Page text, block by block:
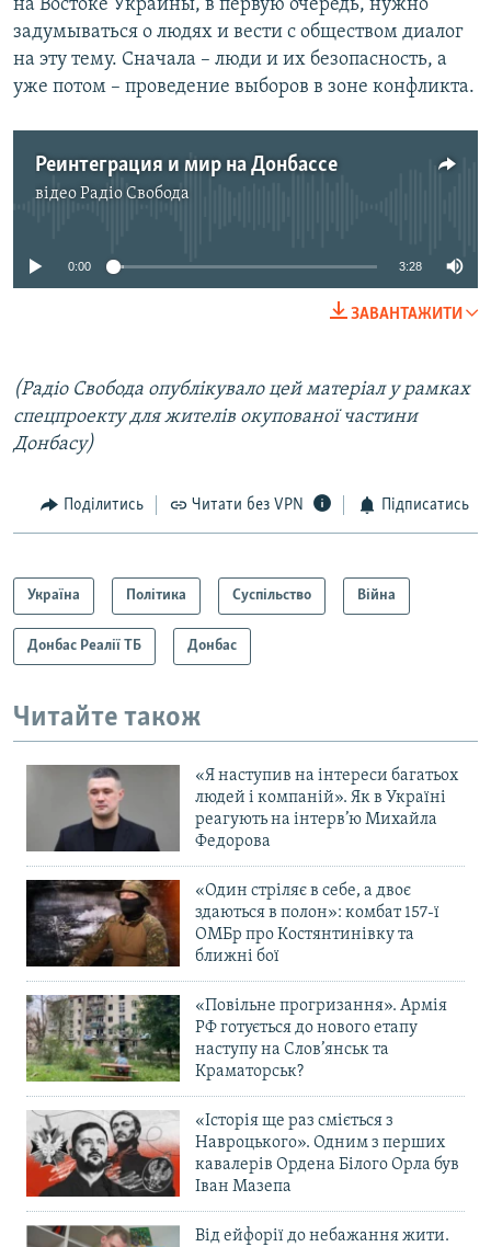
на Востоке Украины, в первую очередь, нужно
задумываться о людях и вести с обществом диалог
на эту тему. Сначала – люди и их безопасность, а
уже потом – проведение выборов в зоне конфликта.
Реинтеграция и мир на Донбассе
відеоРадіо Свобода
No media source currently available
0:00 3:28
ЗАВАНТАЖИТИ
(Радіо Свобода опублікувало цей матеріал у рамках
спецпроекту для жителів окупованої частини
Донбасу)
Поділитись Читати без VPN Підписатись
Україна Політика Суспільство Війна
Донбас Реалії ТБ Донбас
Читайте також
«Я наступив на інтереси багатьох
людей і компаній». Як в Україні
реагують на інтерв’ю Михайла
Федорова
«Один стріляє в себе, а двоє
здаються в полон»: комбат 157-ї
ОМБр про Костянтинівку та
ближні бої
«Повільне прогризання». Армія
РФ готується до нового етапу
наступу на Слов’янськ та
Краматорськ?
«Історія ще раз сміється з
Навроцького». Одним з перших
кавалерів Ордена Білого Орла був
Іван Мазепа
Від ейфорії до небажання жити.